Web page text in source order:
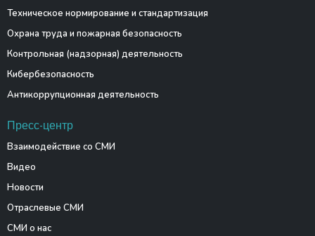
Техническое нормирование и стандартизация
Охрана труда и пожарная безопасность
Контрольная (надзорная) деятельность
Кибербезопасность
Антикоррупционная деятельность
Пресс-центр
Взаимодействие со СМИ
Видео
Новости
Отраслевые СМИ
СМИ о нас